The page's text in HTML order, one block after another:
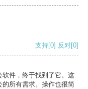
支持[0] 反对[0]
件，终于找到了它。这
所有需求。操作也很简